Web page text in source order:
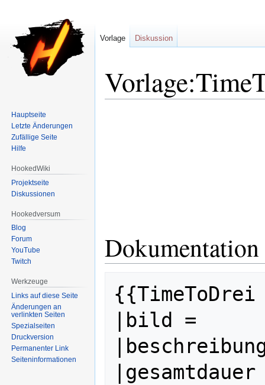
Dokumentation
{{TimeToDrei
|bild
Vorlage Diskussion
Hauptseite
Letzte Änderungen
Zufällige Seite
Hilfe
HookedWiki
Projektseite
Diskussionen
Hookedversum
Blog
Forum
YouTube
Twitch
Werkzeuge
Links auf diese Seite
Änderungen an
verlinkten Seiten
Spezialseiten
Druckversion
Permanenter Link
Seiten­informationen